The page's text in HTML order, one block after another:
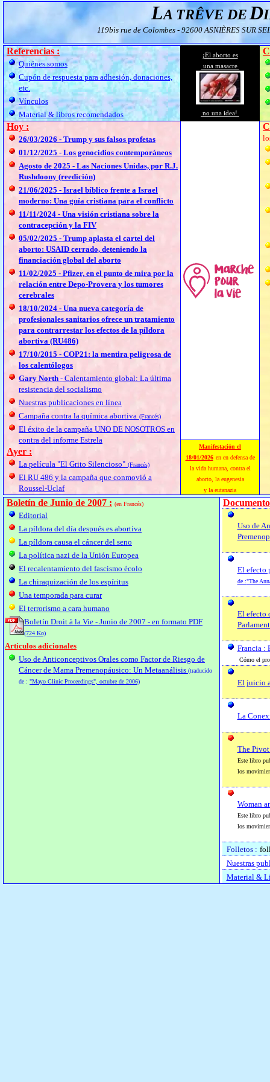
LA TRÊVE DED
119bis rue de Colombes - 92600 ASNIÈRES SUR
Referencias :
Quiénes somos
Cupón de respuesta para adhesión, donaciones,
etc.
Vínculos
Material & libros recomendados
¡El aborto es
una masacre
no una idea!
Hoy :
26/03/2026 - Trump y sus falsos profetas
01/12/2025 - Los genocidios contemporáneos
Agosto de 2025 - Las Naciones Unidas, por R.J.
Rushdoony (reedición)
21/06/2025 - Israel bíblico frente a Israel
moderno: Una guía cristiana para el conflicto
11/11/2024 - Una visión cristiana sobre la
contracepción y la FIV
05/02/2025 - Trump aplasta el cartel del
aborto: USAID cerrado, deteniendo la
financiación global del aborto
11/02/2025 - Pfizer, en el punto de mira por la
relación entre Depo-Provera y los tumores
cerebrales
18/10/2024 - Una nueva categoría de
profesionales sanitarios ofrece un tratamiento
para contrarrestar los efectos de la píldora
abortiva (RU486)
17/10/2015 - COP21: la mentira peligrosa de
los calentólogos
Gary North - Calentamiento global: La última
resistencia del socialismo
Nuestras publicaciones en línea
Campaña contra la química abortiva (Francés)
El éxito de la campaña UNO DE NOSOTROS en
contra del informe Estrela
Ayer :
La película "El Grito Silencioso" (Francés)
El RU 486 y la campaña que conmovió a
Roussel-Uclaf
Manifestación el
18/01/2026 en en defensa de
la vida humana, contra el
aborto, la eugenesia
y la eutanazia
Boletín de Junio de 2007 : (en Francés)
Editorial
La píldora del día después es abortiva
La píldora causa el cáncer del seno
La política nazi de la Unión Europea
El recalentamiento del fascismo écolo
La chiraquización de los espíritus
Una temporada para curar
El terrorismo a cara humano
Boletín Droit à la Vie - Junio de 2007 - en formato PDF
(724 Ko)
Articulos adicionales
Uso de Anticonceptivos Orales como Factor de Riesgo de
Cáncer de Mama Premenopáusico: Un Metaanálisis (traducido
de : "Mayo Clinic Proceedings", octubre de 2006)
Uso de
El efecto
de :"The
El efecto
Francia :
Cómo el
El juicio
La
The
Este libro
los
Woman
Este libro
los
Folletos :
Nuestras
Material &